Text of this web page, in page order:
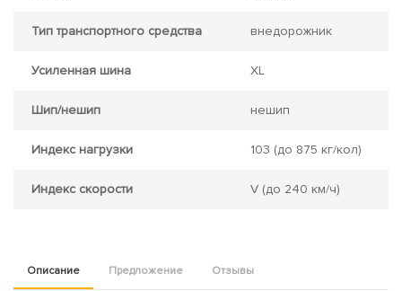
Тип транспортного средства внедорожник
Усиленная шина XL
Шип/нешип нешип
Индекс нагрузки 103 (до 875 кг/кол)
Индекс скорости V (до 240 км/ч)
Описание Предложение Отзывы